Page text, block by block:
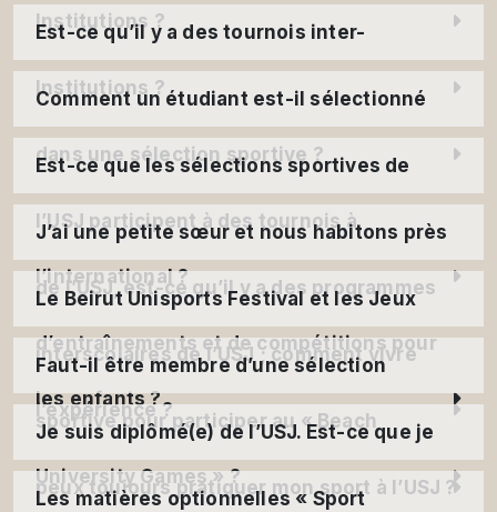
Institutions ?
Est-ce qu’il y a des tournois inter-
Institutions ?
Comment un étudiant est-il sélectionné
dans une sélection sportive ?
Est-ce que les sélections sportives de
l’USJ participent à des tournois à
l’international ?
J’ai une petite sœur et nous habitons près
de l’USJ, est-ce qu’il y a des programmes
d’entraînements et de compétitions pour
les enfants ?
Le Beirut Unisports Festival et les Jeux
interscolaires de l’USJ ; comment vivre
l’expérience ?
Faut-il être membre d’une sélection
sportive pour participer au « Beach
University Games » ?
Je suis diplômé(e) de l’USJ. Est-ce que je
peux toujours pratiquer mon sport à l’USJ ?
Les matières optionnelles « Sport